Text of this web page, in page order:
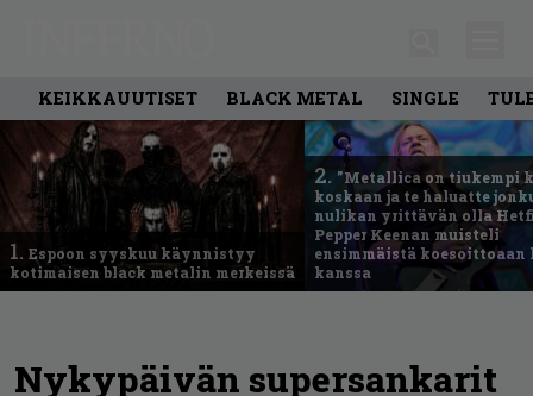
KEIKKAUUTISET BLACK METAL SINGLE
1. Espoon syyskuu käynnistyy
kotimaisen black metalin merkeissä
2. ”Metallica on tiukempi
koskaan ja te haluatte
nulikan yrittävän olla
Pepper Keenan muisteli
ensimmäistä
kanssa
Nykypäivän supersankarit